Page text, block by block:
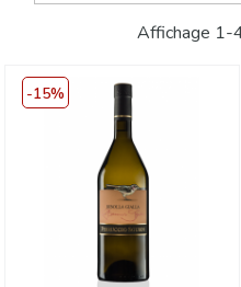
Affichage 1-
-15%